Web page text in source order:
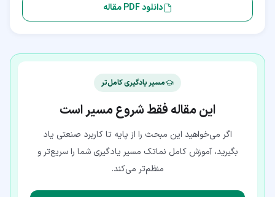
دانلود PDF مقاله
مسیر یادگیری کامل‌تر
این مقاله فقط شروع مسیر است
اگر می‌خواهید این مبحث را از پایه تا کاربرد صنعتی یاد
بگیرید، آموزش کامل نماتک مسیر یادگیری شما را سریع‌تر و
منظم‌تر می‌کند.